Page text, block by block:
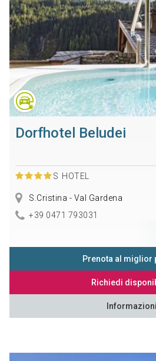
Dorfhotel Beludei
S HOTEL
S.Cristina - Val Gardena
+39 0471 793031
Prenota al miglior
Richiedi
Informazioni